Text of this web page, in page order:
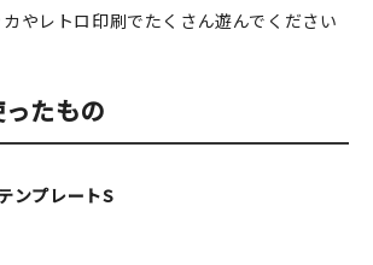
やレトロ印刷でたくさん遊んでください
たもの
ンプレートS